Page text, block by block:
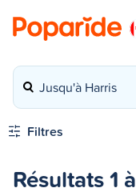
Jusqu'à Harris
Filtres
Résultats 1